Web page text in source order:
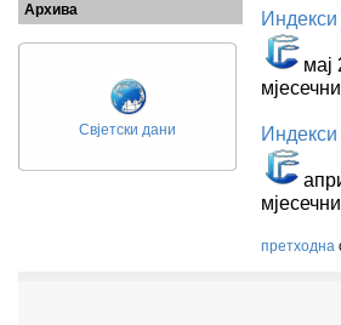
Архива
Свјетски дани
Индекси
мај
Индекси
претходна